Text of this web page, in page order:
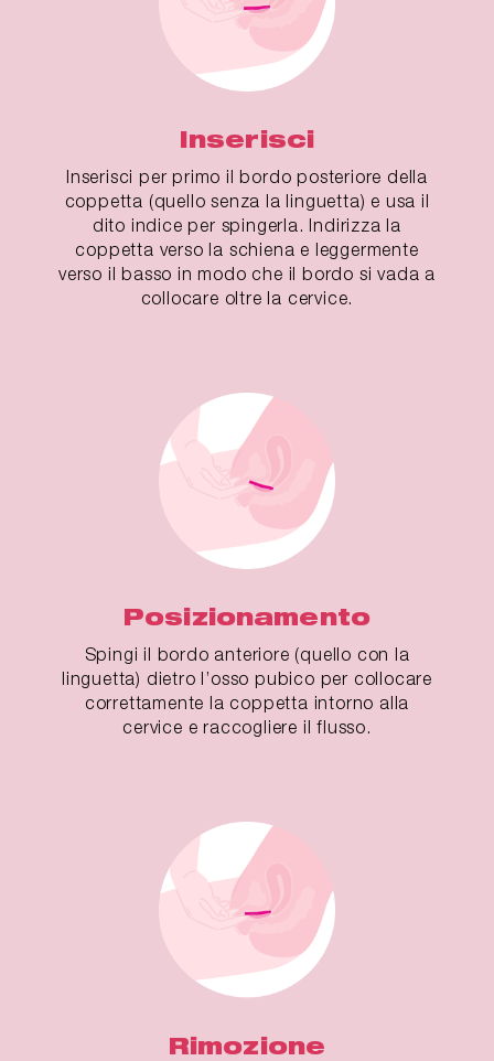
Inserisci
Inserisci per primo il bordo posteriore della
coppetta (quello senza la linguetta) e usa il
dito indice per spingerla. Indirizza la
coppetta verso la schiena e leggermente
verso il basso in modo che il bordo si vada a
collocare oltre la cervice.
Posizionamento
Spingi il bordo anteriore (quello con la
linguetta) dietro l’osso pubico per collocare
correttamente la coppetta intorno alla
cervice e raccogliere il flusso.
Rimozione